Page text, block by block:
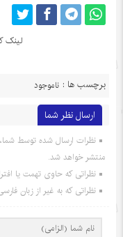
لینک
برچسب ها : ناموجود
ارسال نظر شما
نظرات ارسال شده توسط
منتشر خواهد شد.
نظراتی که حاوی تهمت یا
نظراتی که به غیر از زبان